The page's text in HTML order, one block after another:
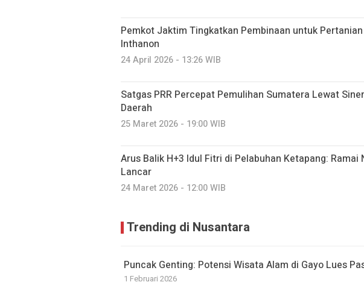
Pemkot Jaktim Tingkatkan Pembinaan untuk
Inthanon
24 April 2026 - 13:26 WIB
Satgas PRR Percepat Pemulihan Sumatera Lewat
Daerah
25 Maret 2026 - 19:00 WIB
Arus Balik H+3 Idul Fitri di Pelabuhan Ketapang: Ramai
Lancar
24 Maret 2026 - 12:00 WIB
Trending di Nusantara
Puncak Genting: Potensi Wisata Alam di Gayo Lues
1 Februari 2026